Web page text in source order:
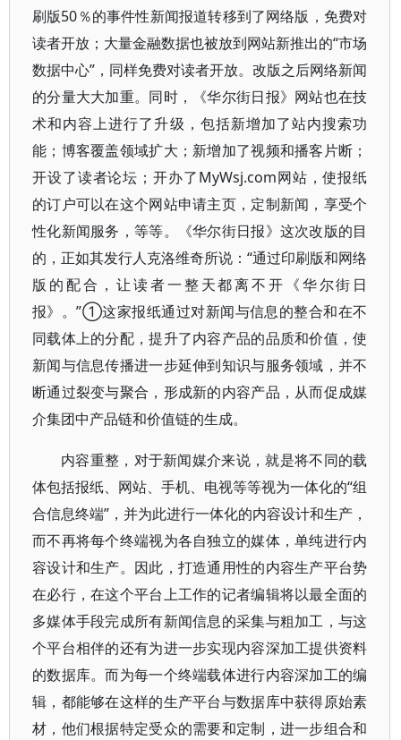
刷版50％的事件性新闻报道转移到了网络版，免费对
读者开放；大量金融数据也被放到网站新推出的“市场
数据中心”，同样免费对读者开放。改版之后网络新闻
的分量大大加重。同时，《华尔街日报》网站也在技
术和内容上进行了升级，包括新增加了站内搜索功
能；博客覆盖领域扩大；新增加了视频和播客片断；
开设了读者论坛；开办了MyWsj.com网站，使报纸
的订户可以在这个网站申请主页，定制新闻，享受个
性化新闻服务，等等。《华尔街日报》这次改版的目
的，正如其发行人克洛维奇所说：“通过印刷版和网络
版的配合，让读者一整天都离不开《华尔街日
报》。”①这家报纸通过对新闻与信息的整合和在不
同载体上的分配，提升了内容产品的品质和价值，使
新闻与信息传播进一步延伸到知识与服务领域，并不
断通过裂变与聚合，形成新的内容产品，从而促成媒
介集团中产品链和价值链的生成。
内容重整，对于新闻媒介来说，就是将不同的载
体包括报纸、网站、手机、电视等等视为一体化的“组
合信息终端”，并为此进行一体化的内容设计和生产，
而不再将每个终端视为各自独立的媒体，单纯进行内
容设计和生产。因此，打造通用性的内容生产平台势
在必行，在这个平台上工作的记者编辑将以最全面的
多媒体手段完成所有新闻信息的采集与粗加工，与这
个平台相伴的还有为进一步实现内容深加工提供资料
的数据库。而为每一个终端载体进行内容深加工的编
辑，都能够在这样的生产平台与数据库中获得原始素
材，他们根据特定受众的需要和定制，进一步组合和